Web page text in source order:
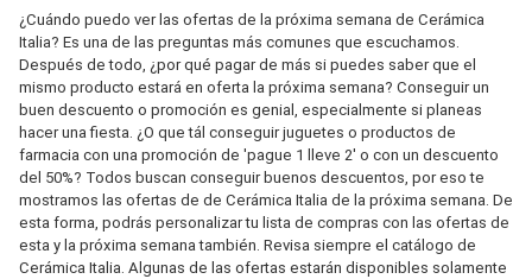
¿Cuándo puedo ver las ofertas de la próxima semana de Cerámica
Italia? Es una de las preguntas más comunes que escuchamos.
Después de todo, ¿por qué pagar de más si puedes saber que el
mismo producto estará en oferta la próxima semana? Conseguir un
buen descuento o promoción es genial, especialmente si planeas
hacer una fiesta. ¿O que tál conseguir juguetes o productos de
farmacia con una promoción de 'pague 1 lleve 2' o con un descuento
del 50%? Todos buscan conseguir buenos descuentos, por eso te
mostramos las ofertas de de Cerámica Italia de la próxima semana. De
esta forma, podrás personalizar tu lista de compras con las ofertas de
esta y la próxima semana también. Revisa siempre el catálogo de
Cerámica Italia. Algunas de las ofertas estarán disponibles solamente